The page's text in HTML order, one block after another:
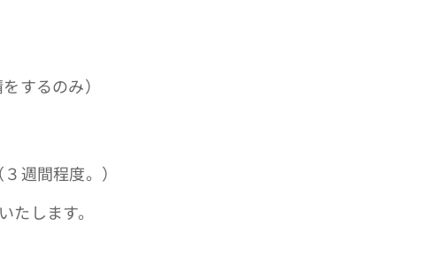
するのみ）
週間程度。）
します。